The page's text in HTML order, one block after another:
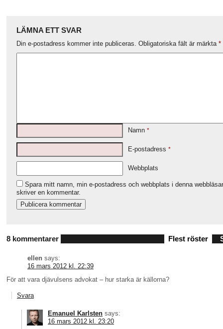
LÄMNA ETT SVAR
Din e-postadress kommer inte publiceras. Obligatoriska fält är märkta *
Namn *
E-postadress *
Webbplats
Spara mitt namn, min e-postadress och webbplats i denna
skriver en kommentar.
8 kommentarer Flest röster
ellen says:
16 mars 2012 kl. 22:39
För att vara djävulsens advokat – hur starka är källorna?
Svara
Emanuel Karlsten says:
16 mars 2012 kl. 23:20